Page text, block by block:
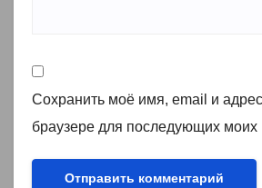
Сохранить моё имя, email и
браузере для последующих моих